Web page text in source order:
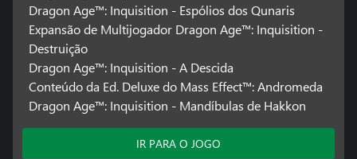
Dragon Age™: Inquisition - Espólios dos Qunaris
Expansão de Multijogador Dragon Age™: Inquisition -
Destruição
Dragon Age™: Inquisition - A Descida
Conteúdo da Ed. Deluxe do Mass Effect™: Andromeda
Dragon Age™: Inquisition - Mandíbulas de Hakkon
IR PARA O JOGO